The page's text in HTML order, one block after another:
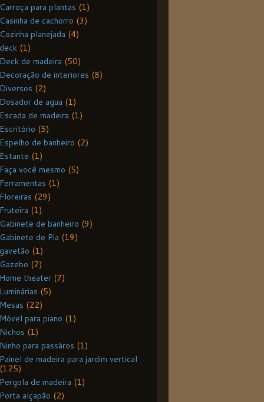
para plantas (1)
de cachorro (3)
planejada (4)
(1)
de madeira (50)
de interiores (8)
(2)
de agua (1)
de madeira (1)
(5)
de banheiro (2)
(1)
você mesmo (5)
(1)
(29)
(1)
de banheiro (9)
de Pia (19)
(1)
(2)
theater (7)
(5)
(22)
para piano (1)
(1)
para passáros (1)
de madeira para jardim vertical
de madeira (1)
alçapão (2)